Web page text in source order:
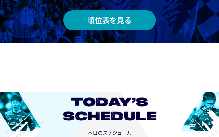
順位表を見る
TODAY’S
SCHEDULE
本日のスケジュール